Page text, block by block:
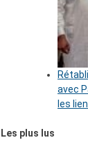
avec
les
Les plus lus